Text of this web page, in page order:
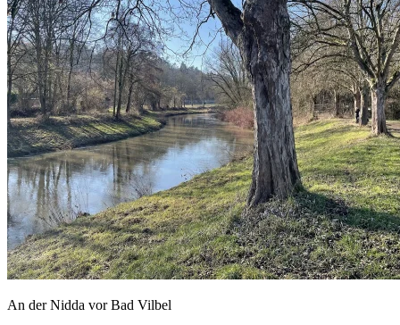
An der Nidda vor Bad Vilbel